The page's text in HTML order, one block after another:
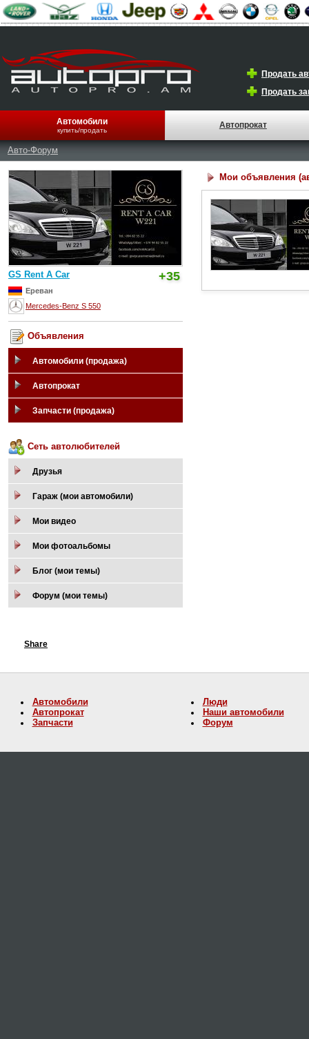
Продать
Продать
Автомобили
купить/продать
Автопрокат
Авто-Форум
GS Rent A Car +35
Ереван
Mercedes-Benz S 550
Объявления
Автомобили (продажа)
Автопрокат
Запчасти (продажа)
Сеть автолюбителей
Друзья
Гараж (мои автомобили)
Мои видео
Мои фотоальбомы
Блог (мои темы)
Форум (мои темы)
Share
Мои объявления
Автомобили
Автопрокат
Запчасти
Люди
Наши автомобили
Форум